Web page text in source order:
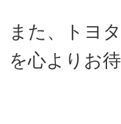
また、トヨ
を心よりお